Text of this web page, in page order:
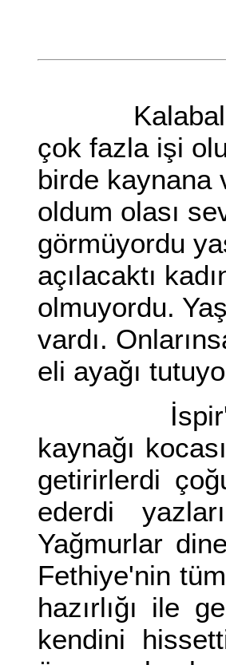
Kalabalık
çok fazla işi
birde kaynana
oldum olası
görmüyordu
açılacaktı
olmuyordu.
vardı.
eli ayağı
İspir'den
kaynağı
getirirlerdi
ederdi
Yağmurlar
Fethiye'nin
hazırlığı ile
kendini